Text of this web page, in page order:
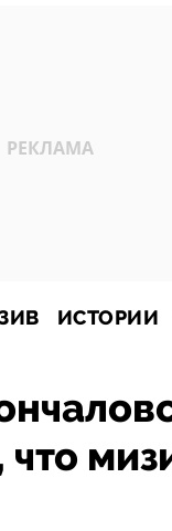
ИСТОРИИ